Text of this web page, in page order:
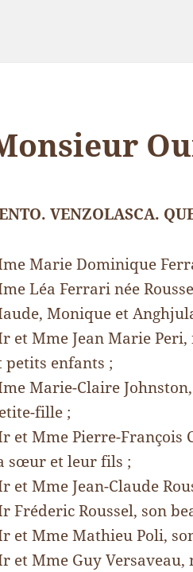
VENZOLASCA.
Marie Dominique
Léa Ferrari née
Monique et
et Mme Jean Marie
petits enfants ;
Marie-Claire
fille ;
et Mme Pierre-François
sœur et leur fils ;
et Mme Jean-Claude
Fréderic Roussel, son
et Mme Mathieu Poli,
et Mme Guy